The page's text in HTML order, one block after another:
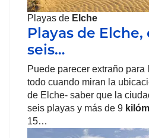
Playas de Elche
Playas de Elche,
seis…
Puede parecer extraño para
todo cuando miran la
de Elche- saber que la
seis playas y más de 9
15…